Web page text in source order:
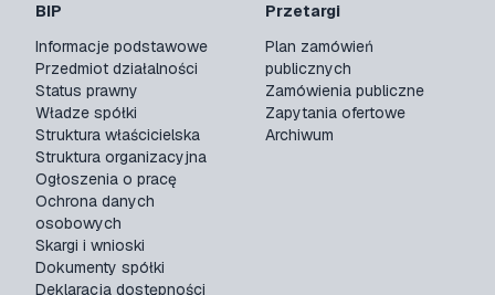
BIP
Informacje podstawowe
Przedmiot działalności
Status prawny
Władze spółki
Struktura właścicielska
Struktura organizacyjna
Ogłoszenia o pracę
Ochrona danych
osobowych
Skargi i wnioski
Dokumenty spółki
Deklaracja dostępności
Przetargi
Plan zamówień
publicznych
Zamówienia publiczne
Zapytania ofertowe
Archiwum